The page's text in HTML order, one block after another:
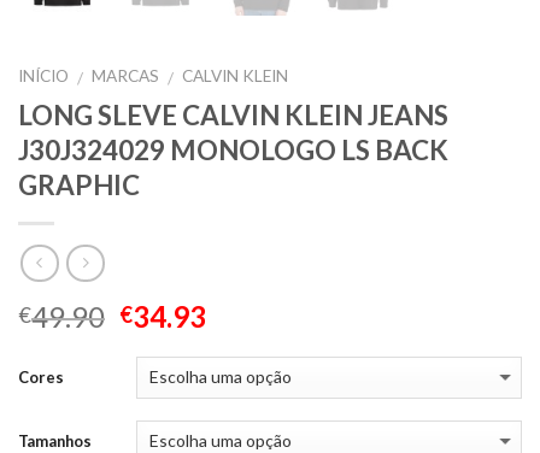
INÍCIO / MARCAS / CALVIN KLEIN
LONG SLEVE CALVIN KLEIN JEANS
J30J324029 MONOLOGO LS BACK
GRAPHIC
€49.90 €34.93
Cores
Tamanhos